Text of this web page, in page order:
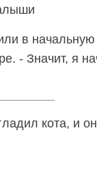
в
- Значит, я
кота, и